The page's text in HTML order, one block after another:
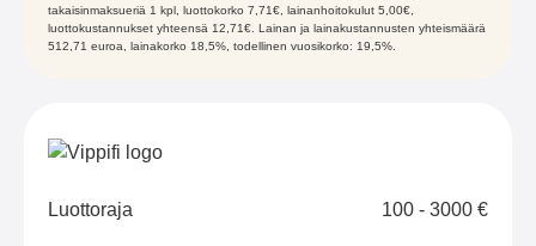
takaisinmaksueriä 1 kpl, luottokorko 7,71€, lainanhoitokulut 5,00€,
luottokustannukset yhteensä 12,71€. Lainan ja lainakustannusten yhteismäärä
512,71 euroa, lainakorko 18,5%, todellinen vuosikorko: 19,5%.
Luottoraja 100 - 3000 €